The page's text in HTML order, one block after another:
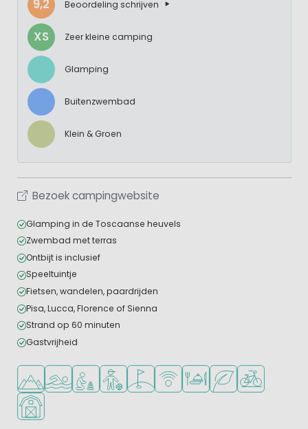
9,2 Beoordeling schrijven
XS Zeer kleine camping
Glamping
Buitenzwembad
Klein & Groen
Bezoek campingwebsite
Glamping in de Toscaanse heuvels
Zwembad met terras
Ontbijt is inclusief
Speeltuintje
Fietsen, wandelen, paardrijden
Pisa, Lucca, Florence of Sienna
Strand op 60 minuten
Gastvrijheid
Ligt in de heuvels/bergen
Openlucht zwembad
Aanbevolen voor jonge kinderen
Aanbevolen voor tieners
Golfbaan in de buurt
WiFi beschikbaar
Restaurant of pizzeria
Groene ligging
Fietsverhuur
Boerderijcamping